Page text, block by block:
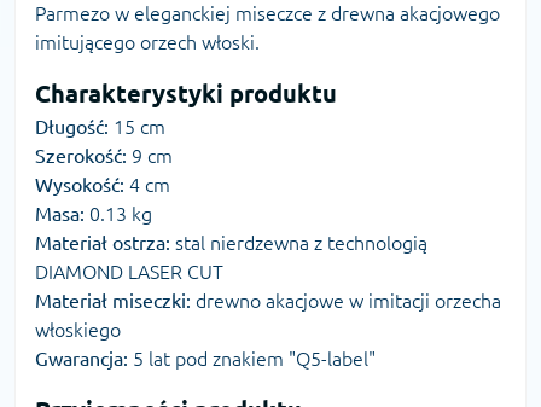
Parmezo w eleganckiej miseczce z drewna akacjowego
imitującego orzech włoski.
Charakterystyki produktu
Długość: 15 cm
Szerokość: 9 cm
Wysokość: 4 cm
Masa: 0.13 kg
Materiał ostrza: stal nierdzewna z technologią
DIAMOND LASER CUT
Materiał miseczki: drewno akacjowe w imitacji orzecha
włoskiego
Gwarancja: 5 lat pod znakiem "Q5-label"